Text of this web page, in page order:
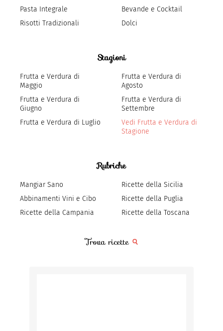
Pasta Integrale
Risotti Tradizionali
Bevande e Cocktail
Dolci
Stagioni
Frutta e Verdura di
Maggio
Frutta e Verdura di
Giugno
Frutta e Verdura di Luglio
Frutta e Verdura di
Agosto
Frutta e Verdura di
Settembre
Vedi Frutta e Verdura di
Stagione
Rubriche
Mangiar Sano
Abbinamenti Vini e Cibo
Ricette della Campania
Ricette della Sicilia
Ricette della Puglia
Ricette della Toscana
Trova ricette